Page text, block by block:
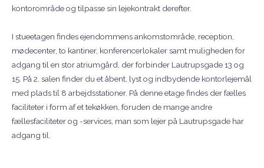
kontorområde og tilpasse sin lejekontrakt derefter.
I stueetagen findes ejendommens ankomstområde, reception,
mødecenter, to kantiner, konferencerlokaler samt muligheden for
adgang til en stor atriumgård, der forbinder Lautrupsgade 13 og
15. På 2. salen finder du et åbent, lyst og indbydende kontorlejemål
med plads til 8 arbejdsstationer. På denne etage findes der fælles
faciliteter i form af et tekøkken, foruden de mange andre
fællesfaciliteter og -services, man som lejer på Lautrupsgade har
adgang til.